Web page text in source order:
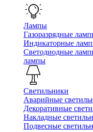
Лампы
Газоразрядные
Индикаторные
Светодиодные
лампы
Светильники
Аварийные
Декоративные
Накладные
Подвесные